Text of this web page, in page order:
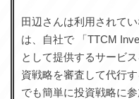
田辺さんは利用されて
は、自社で 「TTCM
として提供するサービ
資戦略を審査して代行
でも簡単に投資戦略に